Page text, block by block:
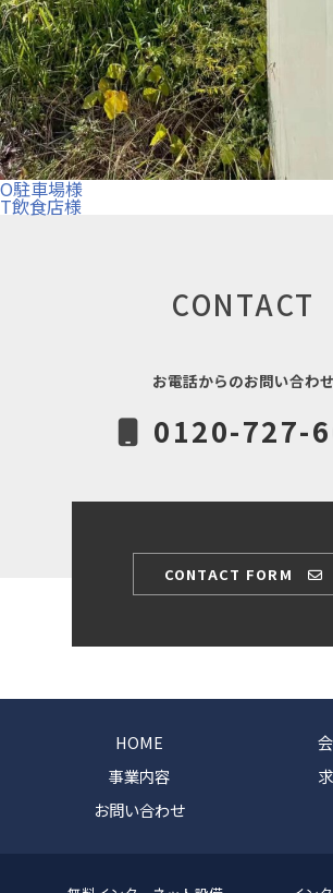
投
稿
ナ
O駐車場様
T飲食店様
CONTACT
お電話からのお問い合わせ
0120-727-
CONTACT FORM
HOME
事業内容
お問い合わせ